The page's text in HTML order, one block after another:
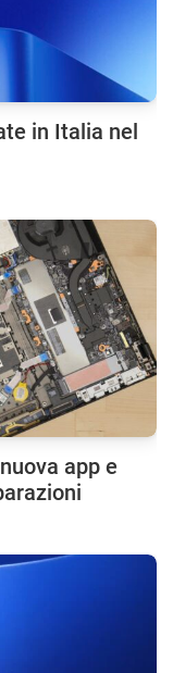
in Italia nel
app e